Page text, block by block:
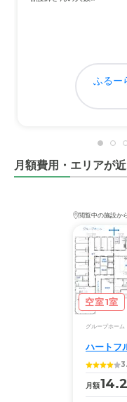
ふるー
月額費用・エリアが
閲覧中の施設か
空室1室
グループホーム
ハートフ
月額14.2